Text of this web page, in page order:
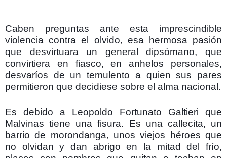
Caben preguntas ante esta imprescindible
violencia contra el olvido, esa hermosa pasión
que desvirtuara un general dipsómano, que
convirtiera en fiasco, en anhelos personales,
desvaríos de un temulento a quien sus pares
permitieron que decidiese sobre el alma nacional.
Es debido a Leopoldo Fortunato Galtieri que
Malvinas tiene una fisura. Es una callecita, un
barrio de morondanga, unos viejos héroes que
no olvidan y dan abrigo en la mitad del frío,